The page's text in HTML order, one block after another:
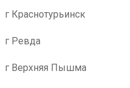
г Краснотурьинск
г Ревда
г Верхняя Пышма